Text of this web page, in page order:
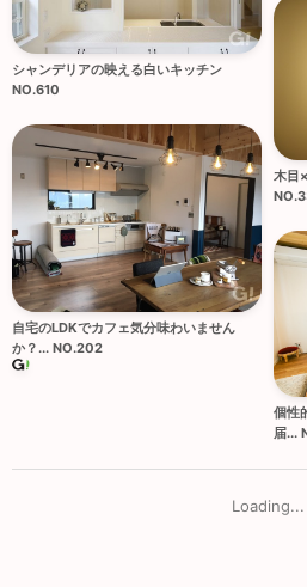
シャンデリアの映える白いキッチン
NO.610
木目
自宅のLDKでカフェ気分味わいません
か？... NO.202
個性
届...
Loading...